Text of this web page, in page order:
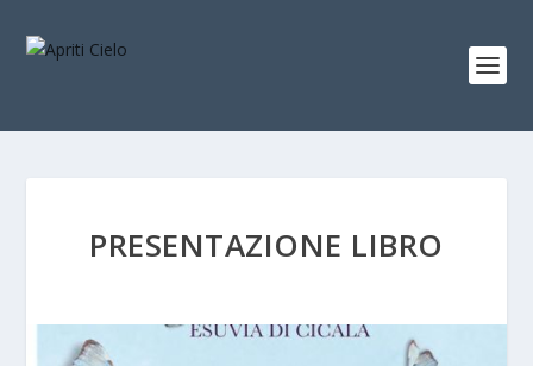
PRESENTAZIONE LIBRO